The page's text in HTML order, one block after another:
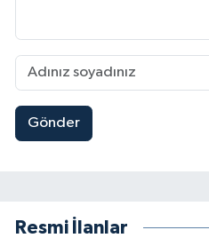
Gönder
Resmi İlanlar